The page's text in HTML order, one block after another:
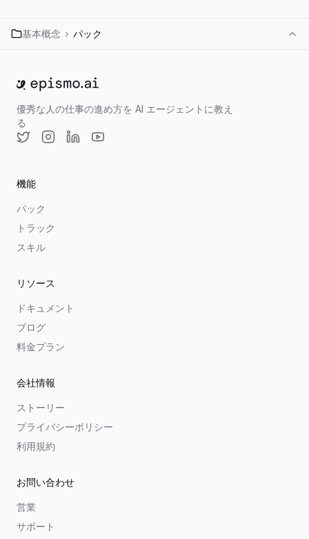
基本概念 › パック
優秀な人の仕事の進め方を AI エージェントに教え
る
機能
パック
トラック
スキル
リソース
ドキュメント
ブログ
料金プラン
会社情報
ストーリー
プライバシーポリシー
利用規約
お問い合わせ
営業
サポート